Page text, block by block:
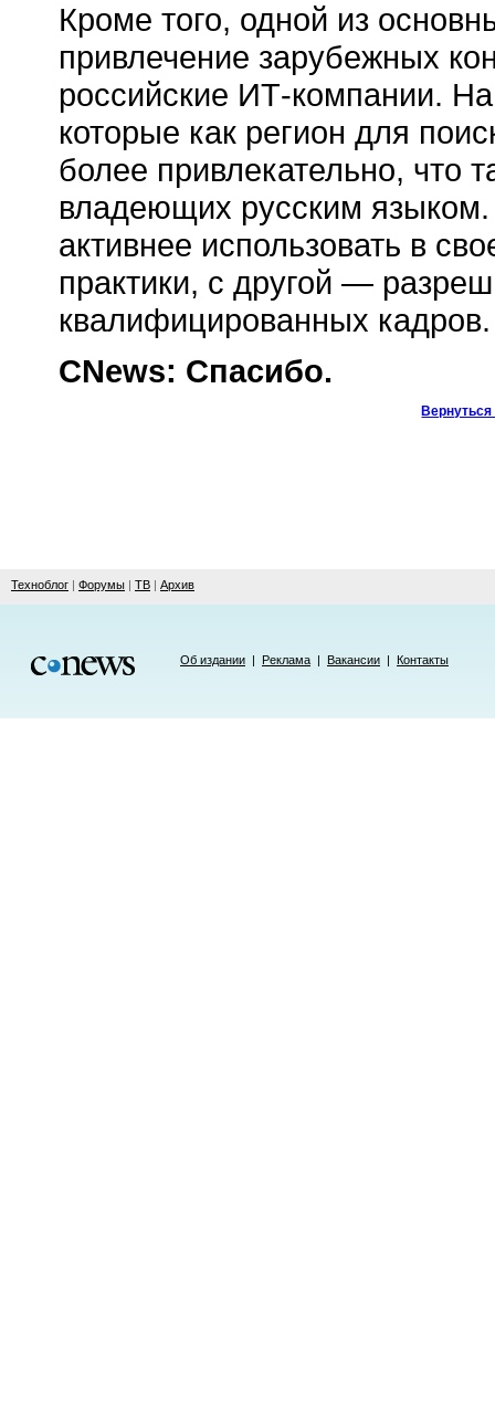
Кроме того, одной из
привлечение зарубежных
российские ИТ-компании.
которые как регион для
более привлекательно, что
владеющих русским
активнее использовать в
практики, с другой —
квалифицированных кадров.
CNews: Спасибо.
Техноблог | Форумы | ТВ | Архив
Об издании | Реклама | Вакансии | Контакты